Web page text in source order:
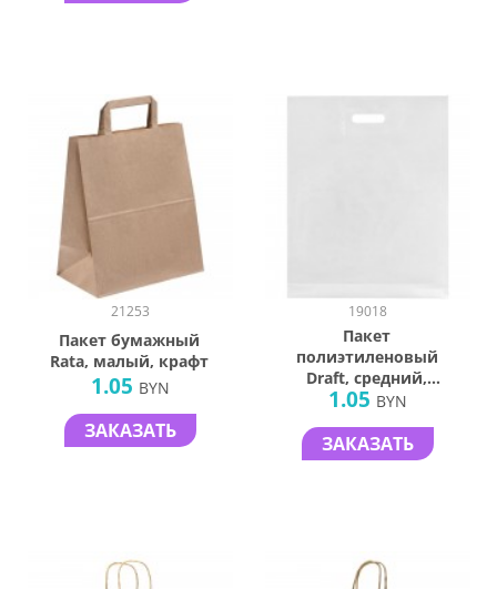
21253
Пакет бумажный
Rata, малый, крафт
1.05 BYN
ЗАКАЗАТЬ
19018
Пакет
полиэтиленовый
Draft, средний,
белый
1.05 BYN
ЗАКАЗАТЬ